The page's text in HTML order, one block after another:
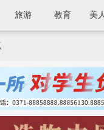
旅游 教育 美